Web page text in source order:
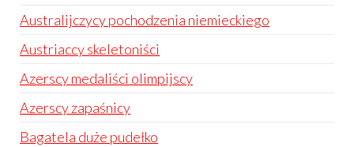
Australijczycy pochodzenia niemieckiego
Austriaccy skeletoniści
Azerscy medaliści olimpijscy
Azerscy zapaśnicy
Bagatela duże pudełko